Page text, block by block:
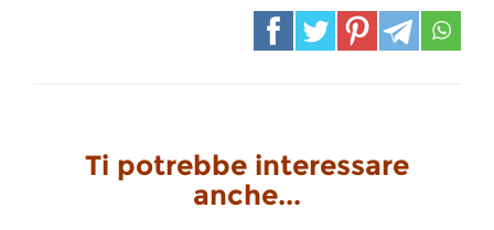
Ti potrebbe interessare
anche...